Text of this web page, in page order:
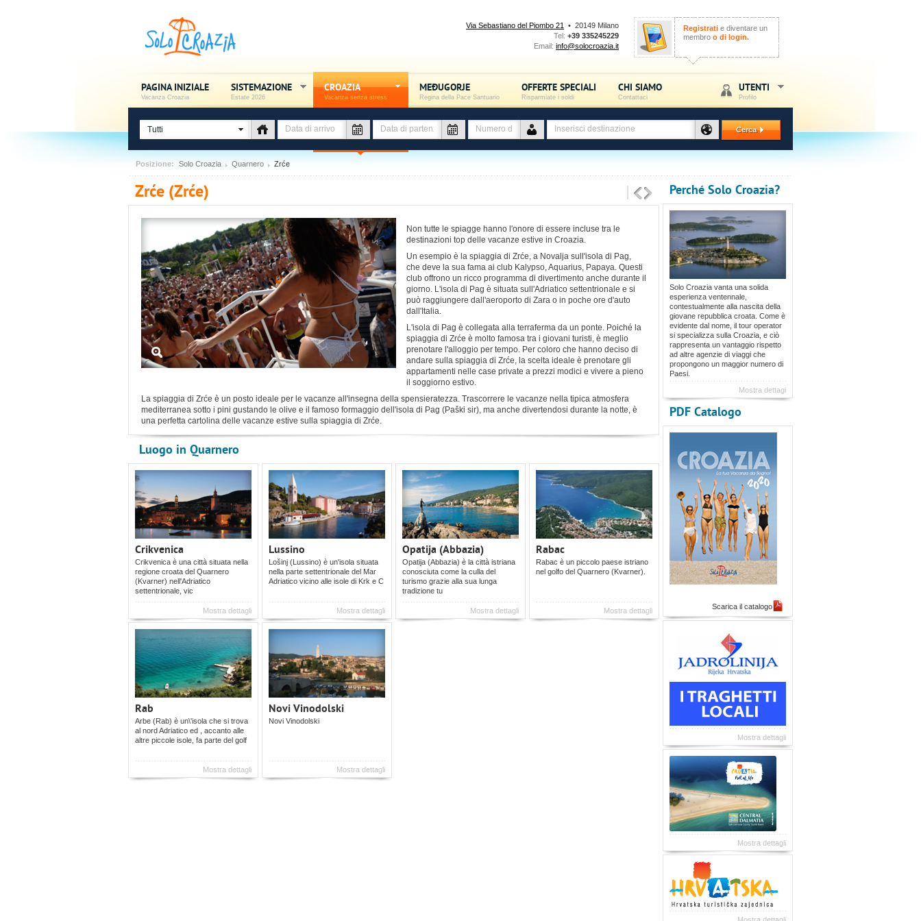
Via Sebastiano del Piombo 21
• 20149 Milano
Tel: +39 335245229
Email: info@solocroazia.it
Registrati e diventare un
membro o di login.
PAGINA INIZIALE
Vacanza Croazia
SISTEMAZIONE
Estate 2026
CROAZIA
Vacanza senza stress
MEĐUGORJE
Regina della Pace Santuario
OFFERTE SPECIALI
Risparmiate i soldi
CHI SIAMO
Contattaci
UTENTI
Profilo
Tutti Cerca
Posizione: Solo Croazia Quarnero Zrće
Zrće (Zrće)
Non tutte le spiagge hanno l'onore di essere incluse tra le
destinazioni top delle vacanze estive in Croazia.
Un esempio è la spiaggia di Zrće, a Novalja sull'isola di Pag,
che deve la sua fama ai club Kalypso, Aquarius, Papaya. Questi
club offrono un ricco programma di divertimento anche durante il
giorno. L'isola di Pag è situata sull'Adriatico settentrionale e si
può raggiungere dall'aeroporto di Zara o in poche ore d'auto
dall'Italia.
L'isola di Pag è collegata alla terraferma da un ponte. Poiché la
spiaggia di Zrće è molto famosa tra i giovani turisti, è meglio
prenotare l'alloggio per tempo. Per coloro che hanno deciso di
andare sulla spiaggia di Zrće, la scelta ideale è prenotare gli
appartamenti nelle case private a prezzi modici e vivere a pieno
il soggiorno estivo.
La spiaggia di Zrće è un posto ideale per le vacanze all'insegna della spensieratezza. Trascorrere le vacanze nella tipica atmosfera
mediterranea sotto i pini gustando le olive e il famoso formaggio dell'isola di Pag (Paški sir), ma anche divertendosi durante la notte, è
una perfetta cartolina delle vacanze estive sulla spiaggia di Zrće.
Luogo in Quarnero
Crikvenica
Crikvenica è una città situata nella
regione croata del Quarnero
(Kvarner) nell'Adriatico
settentrionale, vic
Mostra dettagli
Lussino
Lošinj (Lussino) è un'isola situata
nella parte settentrionale del Mar
Adriatico vicino alle isole di Krk e C
Mostra dettagli
Opatija (Abbazia)
Opatija (Abbazia) è la città istriana
conosciuta come la culla del
turismo grazie alla sua lunga
tradizione tu
Mostra dettagli
Rabac
Rabac è un piccolo paese istriano
nel golfo del Quarnero (Kvarner).
Mostra dettagli
Rab
Arbe (Rab) è un\'isola che si trova
al nord Adriatico ed , accanto alle
altre piccole isole, fa parte del golf
Mostra dettagli
Novi Vinodolski
Novi Vinodolski
Mostra dettagli
Perché Solo Croazia?
Solo Croazia vanta una solida
esperienza ventennale,
contestualmente alla nascita della
giovane repubblica croata. Come è
evidente dal nome, il tour operator
si specializza sulla Croazia, e ciò
rappresenta un vantaggio rispetto
ad altre agenzie di viaggi che
propongono un maggior numero di
Paesi.
Mostra dettagi
PDF Catalogo
Scarica il catalogo
Mostra dettagli
Mostra dettagli